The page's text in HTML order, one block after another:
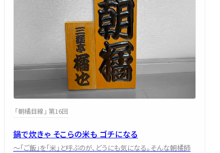
「朝橘目線」 第16回
鍋で炊きゃ そこらの米も ゴチになる
～「ご飯」を「米」と呼ぶのが、どうにも気になる。そんな朝橘師